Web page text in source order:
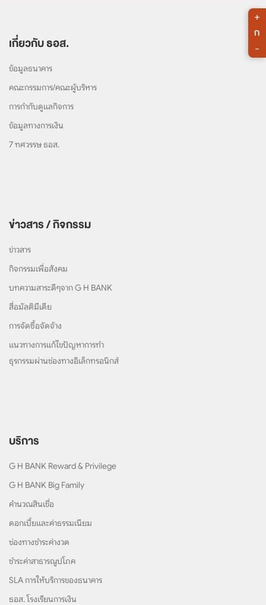
เกี่ยวกับ ธอส.
ข้อมูลธนาคาร
คณะกรรมการ/คณะผู้บริหาร
การกำกับดูแลกิจการ
ข้อมูลทางการเงิน
7 ทศวรรษ ธอส.
ข่าวสาร / กิจกรรม
ข่าวสาร
กิจกรรมเพื่อสังคม
บทความสาระดีๆจาก G H BANK
สื่อมัลติมีเดีย
การจัดซื้อจัดจ้าง
แนวทางการแก้ไขปัญหาการทำ
ธุรกรรมผ่านช่องทางอิเล็กทรอนิกส์
บริการ
G H BANK Reward & Privilege
G H BANK Big Family
คำนวณสินเชื่อ
ดอกเบี้ยและค่าธรรมเนียม
ช่องทางชำระค่างวด
ชำระค่าสาธารณูปโภค
SLA การให้บริการของธนาคาร
ธอส. โรงเรียนการเงิน
+
ก
-